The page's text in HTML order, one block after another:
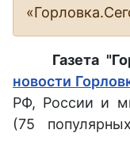
Газета
новости
РФ, России и
(75